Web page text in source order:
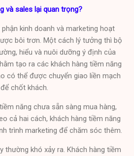
và sales lại quan trọng?
kinh doanh và marketing hoạt
bôi trơn. Một cách lý tưởng thì bộ
hiểu và nuôi dưỡng ý định của
tạo ra các khách hàng tiềm năng
có thể được chuyển giao liền mạch
chốt khách.
năng chưa sẵn sàng mua hàng,
cả hai cách, khách hàng tiềm năng
trình marketing để chăm sóc thêm.
thường khó xảy ra. Khách hàng tiềm